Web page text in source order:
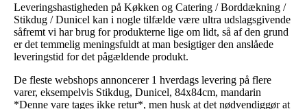
Leveringshastigheden på Køkken og Catering / Borddækning /
Stikdug / Dunicel kan i nogle tilfælde være ultra udslagsgivende
såfremt vi har brug for produkterne lige om lidt, så af den grund
er det temmelig meningsfuldt at man besigtiger den anslåede
leveringstid for det pågældende produkt.
De fleste webshops annoncerer 1 hverdags levering på flere
varer, eksempelvis Stikdug, Dunicel, 84x84cm, mandarin
*Denne vare tages ikke retur*, men husk at det nødvendiggør at